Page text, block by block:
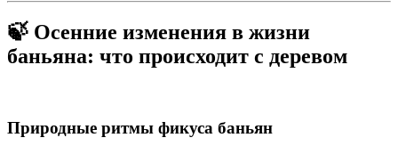
🍃 Осенние изменения в жизни
баньяна: что происходит с деревом
Природные ритмы фикуса баньян